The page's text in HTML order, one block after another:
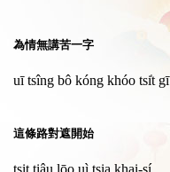
為情無講苦一字
uī tsîng bô kóng khóo tsi̍t gī
這條路對遮開始
tsit tiâu lōo uì tsia khai-sí